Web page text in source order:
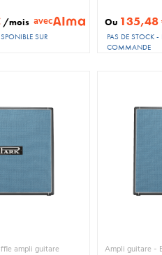
/mois avec
SUR
Ou 135,48
PAS DE STOCK -
COMMANDE
guitare - Baffle ampli guitare